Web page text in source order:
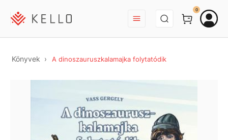
BEJELENTKEZÉS
0
Könyvek A dinoszauruszkalamajka folytatódik